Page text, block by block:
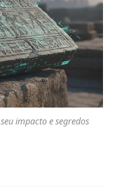
impacto e segredos